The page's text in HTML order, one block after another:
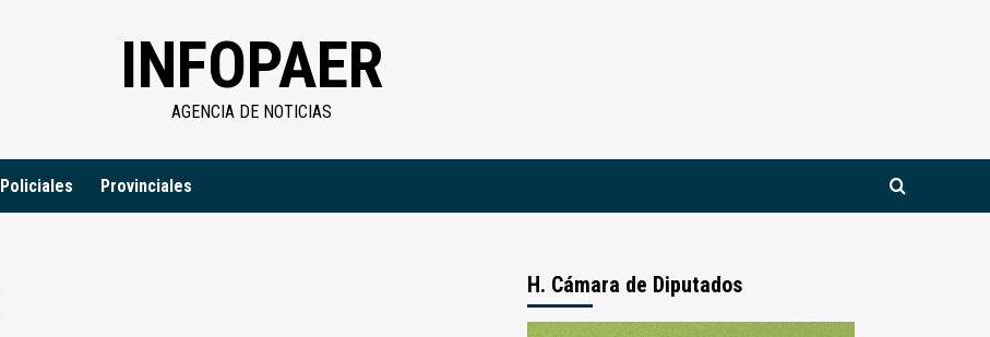
INFOPAER
AGENCIA DE NOTICIAS
Policiales Provinciales
H. Cámara de Diputados